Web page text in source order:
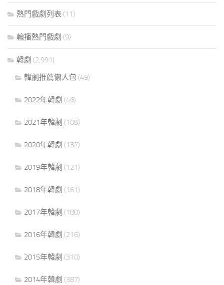
熱門戲劇列表 (11)
輪播熱門戲劇 (9)
韓劇 (2,991)
韓劇推薦懶人包 (49)
2022年韓劇 (46)
2021年韓劇 (108)
2020年韓劇 (137)
2019年韓劇 (121)
2018年韓劇 (161)
2017年韓劇 (180)
2016年韓劇 (216)
2015年韓劇 (310)
2014年韓劇 (387)